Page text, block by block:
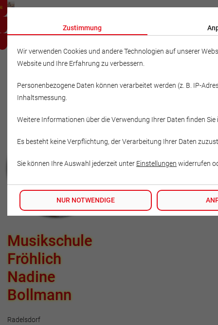
Musikschule
Fröhlich
Nadine
Bollmann
Radelsdorf
Zustimmung
Wir verwenden Cookies und andere Technologien auf unserer
Website und Ihre Erfahrung zu verbessern.
Personenbezogene Daten können verarbeitet werden (z. B. IP-
Inhaltsmessung.
Weitere Informationen über die Verwendung Ihrer Daten finden
Es besteht keine Verpflichtung, der Verarbeitung Ihrer Daten
Sie können Ihre Auswahl jederzeit unter Einstellungen widerrufen
NUR NOTWENDIGE